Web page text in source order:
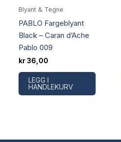
Blyant & Tegne
PABLO Fargeblyant
Black – Caran d’Ache
Pablo 009
kr36,00
LEGG I
HANDLEKURV